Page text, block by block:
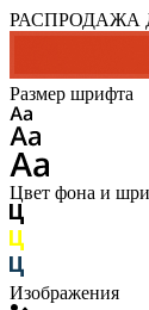
РАСПРОДАЖА
Размер шрифта
Цвет фона и
Изображения